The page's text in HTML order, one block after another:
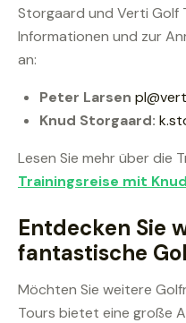
Storgaard und Verti Golf
Informationen und zur
an:
Peter Larsen
Knud Storgaard:
Lesen Sie mehr über die
Trainingsreise mit
Entdecken Sie
fantastische
Möchten Sie weitere
Tours bietet eine große